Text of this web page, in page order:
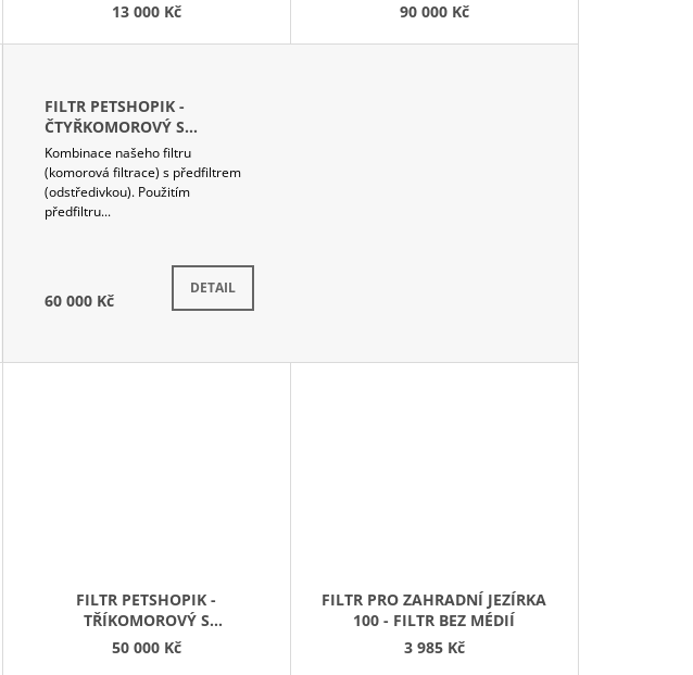
T
13 000 Kč
90 000 Kč
FILTR PETSHOPIK -
ČTYŘKOMOROVÝ S
ODSTŘEDIVKOU
Kombinace našeho filtru
(komorová filtrace) s předfiltrem
(odstředivkou). Použitím
předfiltru...
60 000 Kč
DETAIL
5 dnů
FILTR PETSHOPIK -
TŘÍKOMOROVÝ S
ODSTŘEDIVKOU
50 000 Kč
FILTR PRO ZAHRADNÍ JEZÍRKA
100 - FILTR BEZ MÉDIÍ
3 985 Kč